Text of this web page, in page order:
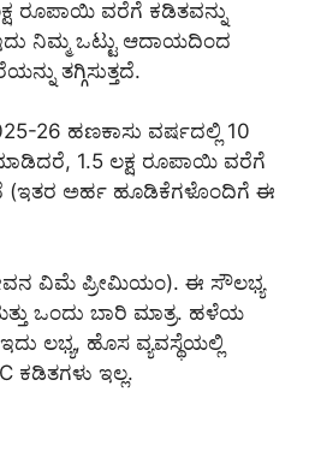
ರೂಪಾಯಿ ವರೆಗೆ ಕಡಿತವನ್ನು
ನಿಮ್ಮ ಒಟ್ಟು ಆದಾಯದಿಂದ
ತಗ್ಗಿಸುತ್ತದೆ.
26 ಹಣಕಾಸು ವರ್ಷದಲ್ಲಿ 10
1.5 ಲಕ್ಷ ರೂಪಾಯಿ ವರೆಗೆ
(ಇತರ ಅರ್ಹ ಹೂಡಿಕೆಗಳೊಂದಿಗೆ ಈ
ವಿಮೆ ಪ್ರೀಮಿಯಂ). ಈ ಸೌಲಭ್ಯ
ಒಂದು ಬಾರಿ ಮಾತ್ರ. ಹಳೆಯ
ಲಭ್ಯ, ಹೊಸ ವ್ಯವಸ್ಥೆಯಲ್ಲಿ
ಕಡಿತಗಳು ಇಲ್ಲ.